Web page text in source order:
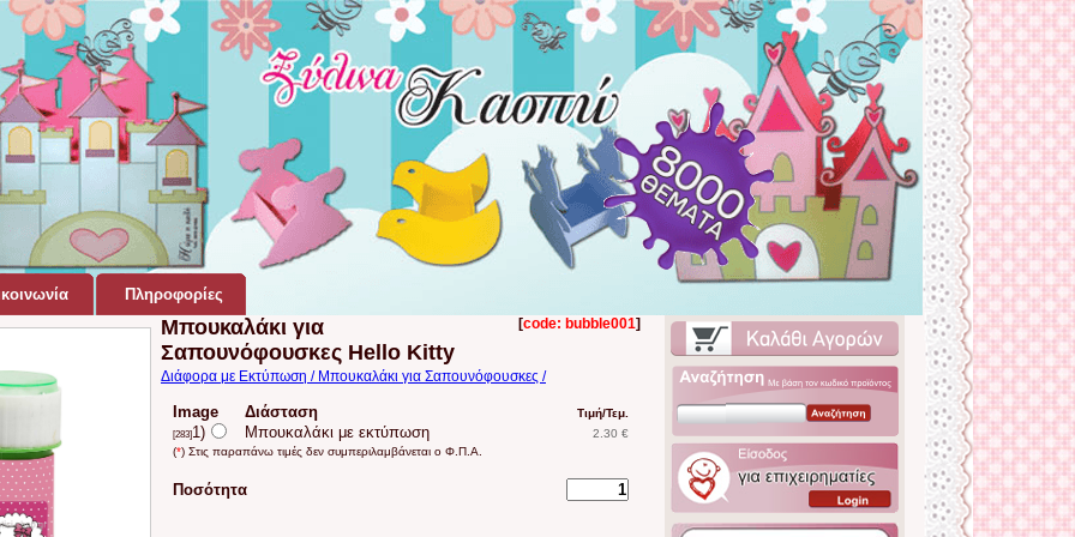
Πληροφορίες
[code: bubble001]
Μπουκαλάκι για
Σαπουνόφουσκες Hello Kitty
Διάφορα με Εκτύπωση / Μπουκαλάκι για Σαπουνόφουσκες /
Image Διάσταση Τιμή/Τεμ.
[283] 1) Μπουκαλάκι με εκτύπωση
2.30 €
(*) Στις παραπάνω τιμές δεν συμπεριλαμβάνεται ο Φ.Π.Α.
Ποσότητα